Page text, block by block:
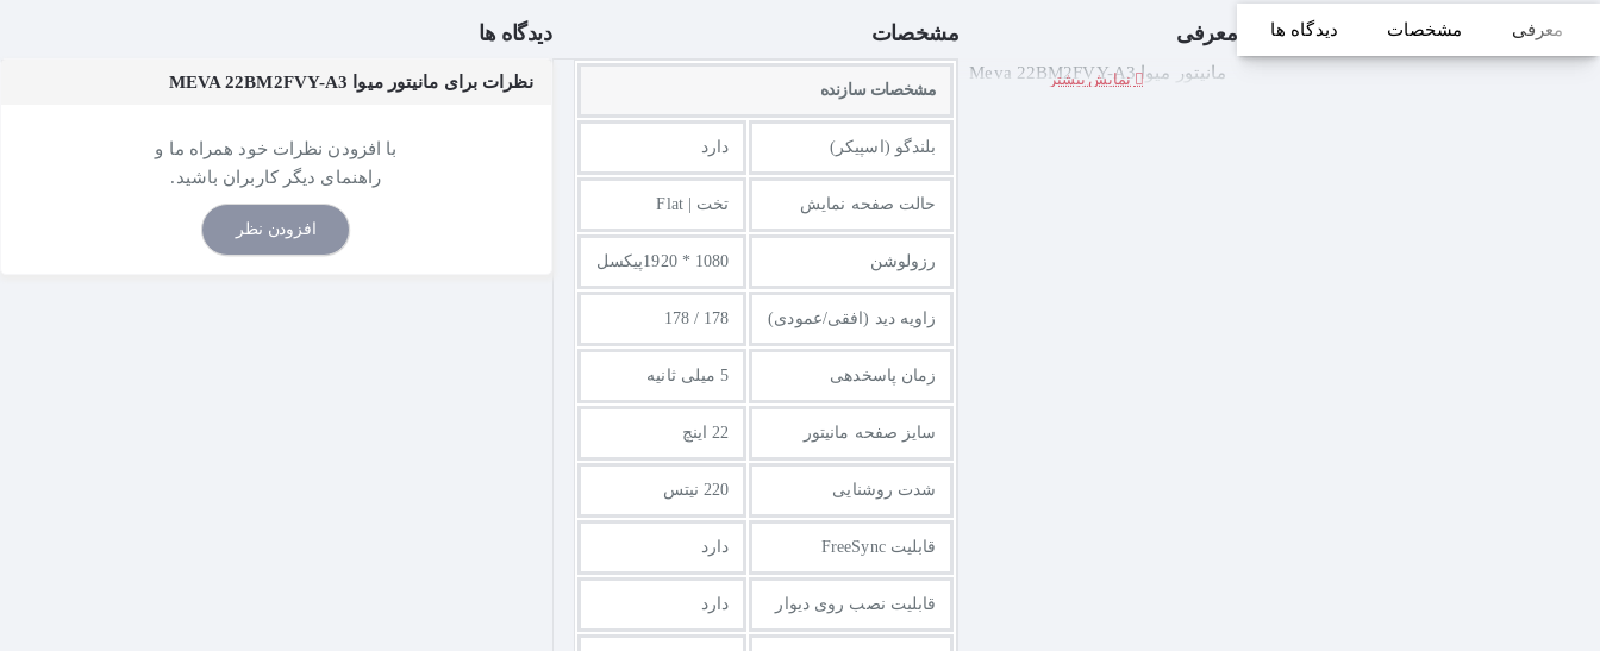
معرفی مشخصات دیدگاه ها معرفی
مانیتور میوا Meva 22BM2FVY-A3
مشخصات
مشخصات سازنده
بلندگو (اسپیکر) دارد
حالت صفحه نمایش تخت | Flat
رزولوشن 1080 * 1920پیکسل
زاویه دید (افقی/عمودی) 178 / 178
زمان پاسخدهی 5 میلی ثانیه
سایز صفحه مانیتور 22 اینچ
شدت روشنایی 220 نیتس
قابلیت FreeSync دارد
قابلیت نصب روی دیوار دارد
دیدگاه ها
نظرات برای مانیتور میوا MEVA 22BM2FVY-A3
با افزودن نظرات خود همراه ما و
راهنمای دیگر کاربران باشید.
افزودن نظر